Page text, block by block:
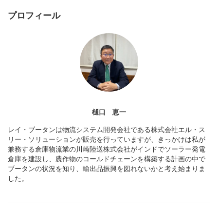
プロフィール
樋口 恵一
レイ・ブータンは物流システム開発会社である株式会社エル・ス
リー・ソリューションが販売を行っていますが、きっかけは私が
兼務する倉庫物流業の川崎陸送株式会社がインドでソーラー発電
倉庫を建設し、農作物のコールドチェーンを構築する計画の中で
ブータンの状況を知り、輸出品振興を図れないかと考え始まりま
した。